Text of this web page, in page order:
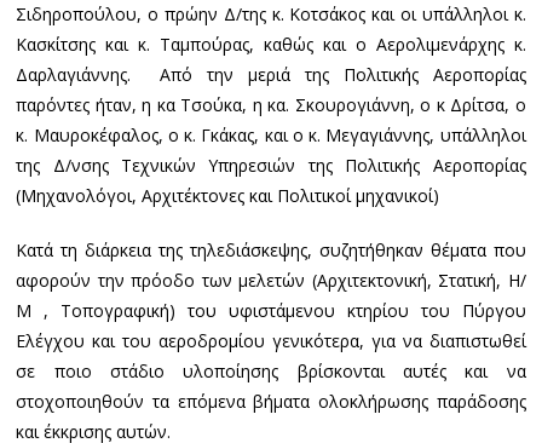
Σιδηροπούλου, ο πρώην Δ/της κ. Κοτσάκος και οι υπάλληλοι κ.
Κασκίτσης και κ. Ταμπούρας, καθώς και ο Αερολιμενάρχης κ.
Δαρλαγιάννης. Από την μεριά της Πολιτικής Αεροπορίας
παρόντες ήταν, η κα Τσούκα, η κα. Σκουρογιάννη, ο κ Δρίτσα, ο
κ. Μαυροκέφαλος, ο κ. Γκάκας, και ο κ. Μεγαγιάννης, υπάλληλοι
της Δ/νσης Τεχνικών Υπηρεσιών της Πολιτικής Αεροπορίας
(Μηχανολόγοι, Αρχιτέκτονες και Πολιτικοί μηχανικοί)
Κατά τη διάρκεια της τηλεδιάσκεψης, συζητήθηκαν θέματα που
αφορούν την πρόοδο των μελετών (Αρχιτεκτονική, Στατική, Η/
Μ , Τοπογραφική) του υφιστάμενου κτηρίου του Πύργου
Ελέγχου και του αεροδρομίου γενικότερα, για να διαπιστωθεί
σε ποιο στάδιο υλοποίησης βρίσκονται αυτές και να
στοχοποιηθούν τα επόμενα βήματα ολοκλήρωσης παράδοσης
και έκκρισης αυτών.